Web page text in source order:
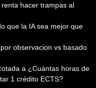
hacer trampas al
que la IA sea mejor que
observacion vs basado
a ¿Cuántas horas de
1 crédito ECTS?